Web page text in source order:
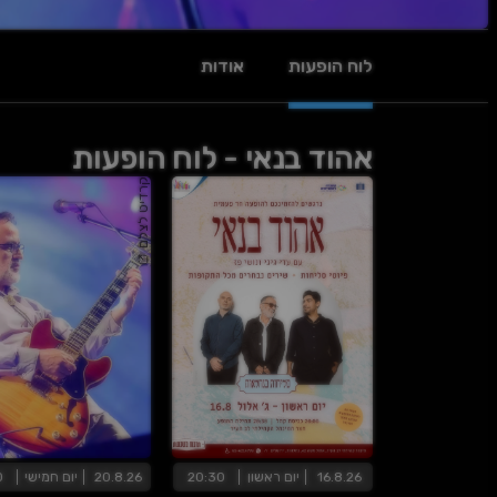
לוח הופעות אודות
אהוד בנאי - לוח הופעות
16.8.26 יום ראשון 20:30
קרדיט לצלם
20.8.26 יום חמישי